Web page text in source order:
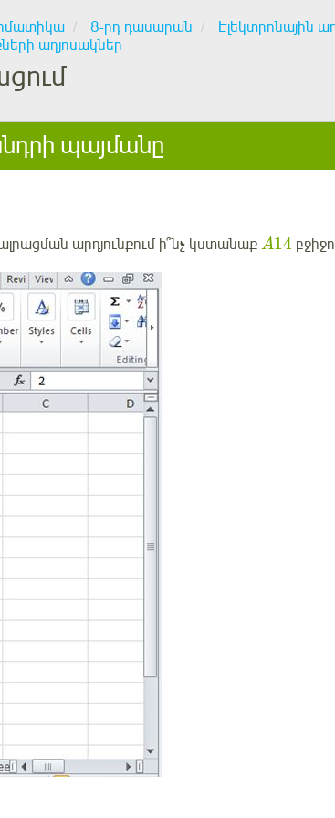
8-րդ դասարան Էլեկտրոնային
աղյոսակներ
պայմանը
արդյունքում ի՞նչ կստանաք A14